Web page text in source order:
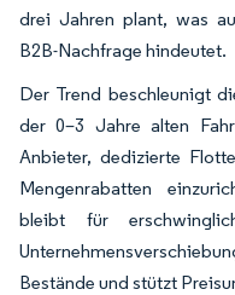
drei Jahren plant, was
B2B-Nachfrage hindeutet.
Der Trend beschleunigt
der 0–3 Jahre alten
Anbieter, dedizierte
Mengenrabatten
bleibt für
Bestände und stützt